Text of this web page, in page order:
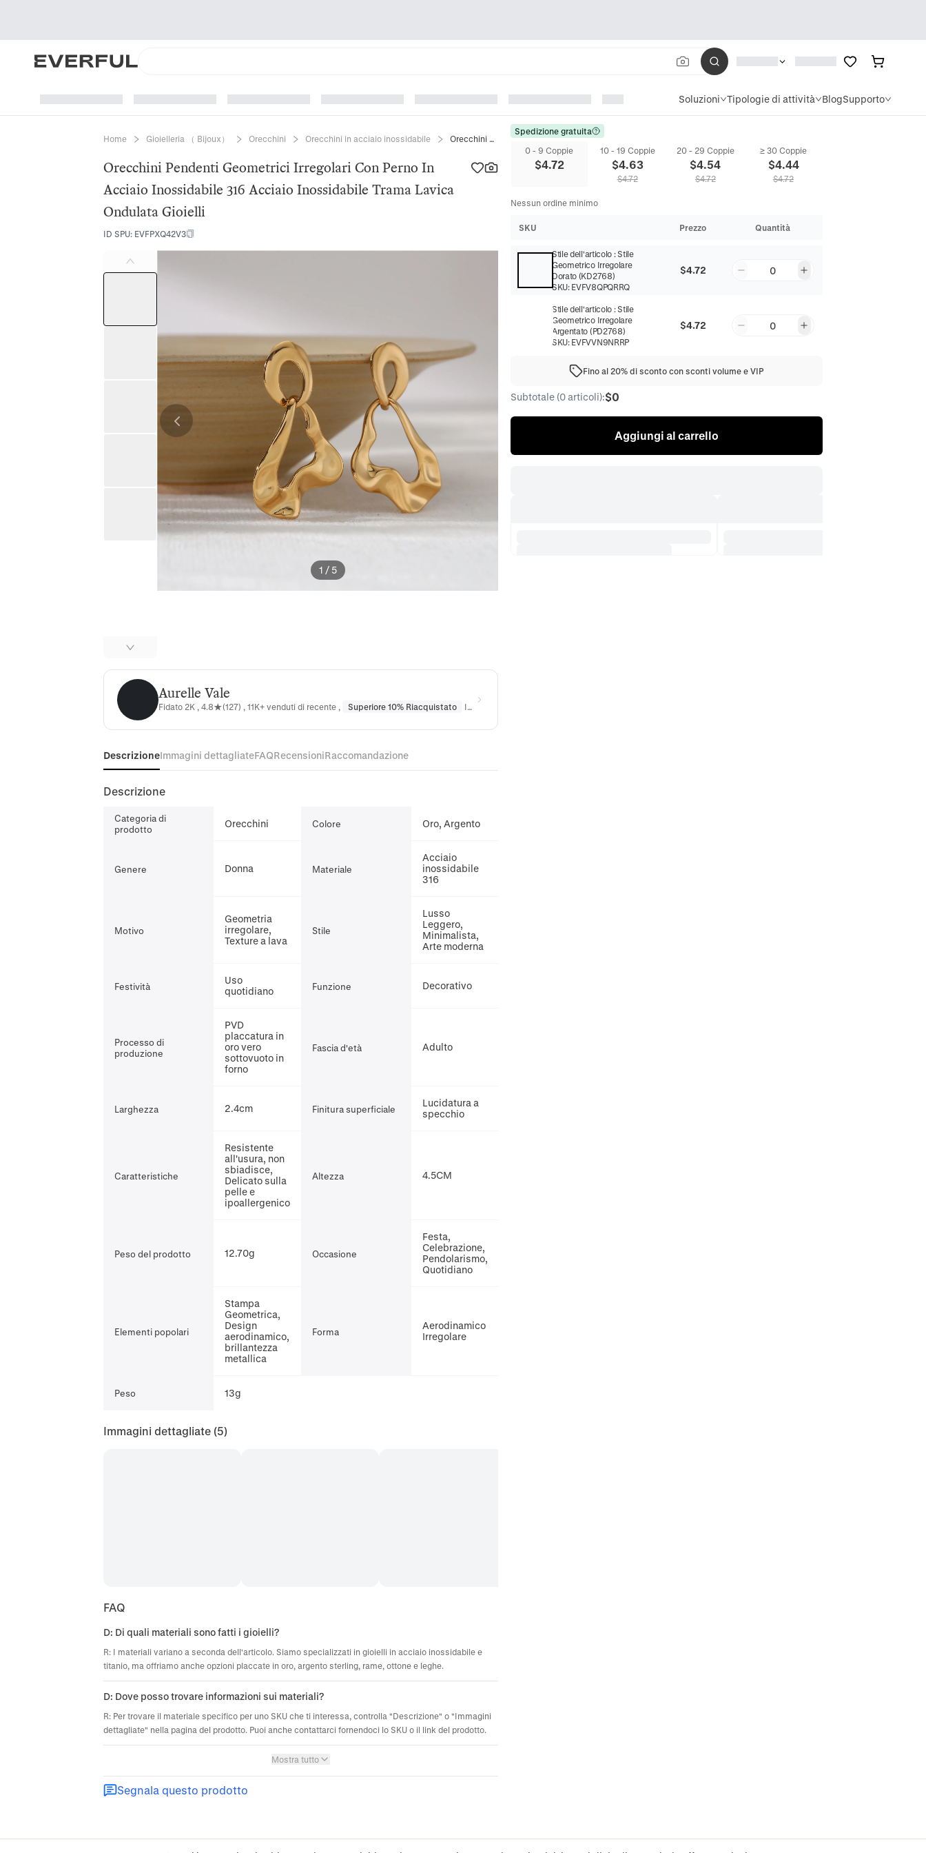
Soluzioni Tipologie di attività BlogSupporto
Home Gioielleria （ Bijoux） Orecchini Orecchini in acciaio inossidabile Orecchini Pendenti Geometrici Irregolari Con Perno In Acciaio Inossidabile 316 Acciaio Inossidabile Trama Lavica Ondulata Gioielli
Orecchini Pendenti Geometrici Irregolari Con Perno In
Acciaio Inossidabile 316 Acciaio Inossidabile Trama Lavica
Ondulata Gioielli
ID SPU: EVFPXQ42V3
1 / 5
Aurelle ValeAurelle Vale
Fidato 2K , 4.8★(127) , 11K+ venduti di recente , Superiore 10% Riacquistato In
DescrizioneImmagini dettagliateFAQRecensioniRaccomandazione
Descrizione
Categoria di
prodotto
Orecchini Colore Oro, Argento
Genere Donna Materiale
Acciaio
inossidabile
316
Motivo
Geometria
irregolare,
Texture a lava
Stile
Lusso
Leggero,
Minimalista,
Arte moderna
Festività
Uso
quotidiano
Funzione Decorativo
Processo di
produzione
PVD
placcatura in
oro vero
sottovuoto in
forno
Fascia d'età Adulto
Larghezza 2.4cm Finitura superficiale
Lucidatura a
specchio
Caratteristiche
Resistente
all'usura, non
sbiadisce,
Delicato sulla
pelle e
ipoallergenico
Altezza 4.5CM
Peso del prodotto 12.70g Occasione
Festa,
Celebrazione,
Pendolarismo,
Quotidiano
Elementi popolari
Stampa
Geometrica,
Design
aerodinamico,
brillantezza
metallica
Forma
Aerodinamico
Irregolare
Peso 13g
Immagini dettagliate (5)
FAQ
D: Di quali materiali sono fatti i gioielli?
R: I materiali variano a seconda dell'articolo. Siamo specializzati in gioielli in acciaio inossidabile e
titanio, ma offriamo anche opzioni placcate in oro, argento sterling, rame, ottone e leghe.
D: Dove posso trovare informazioni sui materiali?
R: Per trovare il materiale specifico per uno SKU che ti interessa, controlla "Descrizione" o "Immagini
dettagliate" nella pagina del prodotto. Puoi anche contattarci fornendoci lo SKU o il link del prodotto.
Mostra tutto
Segnala questo prodotto
Spedizione gratuita
0 - 9 Coppie
$4.72
10 - 19 Coppie
$4.63
$4.72
20 - 29 Coppie
$4.54
$4.72
≥ 30 Coppie
$4.44
$4.72
Nessun ordine minimo
SKU Prezzo Quantità
Stile dell'articolo :Stile
Geometrico Irregolare
Dorato (KD2768)
SKU: EVFV8QPQRRQ
$4.72 0
Stile dell'articolo :Stile
Geometrico Irregolare
Argentato (PD2768)
SKU: EVFVVN9NRRP
$4.72 0
Fino al 20% di sconto con sconti volume e VIP
Subtotale (0 articoli):$0
Aggiungi al carrello